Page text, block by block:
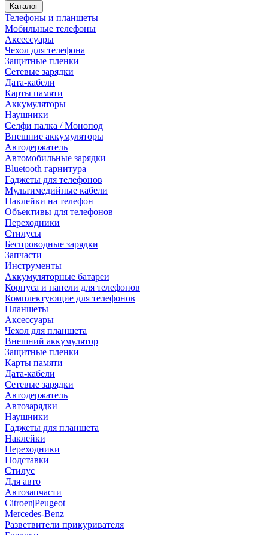
Каталог
Телефоны и планшеты
Мобильные телефоны
Аксессуары
Чехол для телефона
Защитные пленки
Сетевые зарядки
Дата-кабели
Карты памяти
Аккумуляторы
Наушники
Селфи палка / Монопод
Внешние аккумуляторы
Автодержатель
Автомобильные зарядки
Bluetooth гарнитура
Гаджеты для телефонов
Мультимедийные кабели
Наклейки на телефон
Объективы для телефонов
Переходники
Стилусы
Беспроводные зарядки
Запчасти
Инструменты
Аккумуляторные батареи
Корпуса и панели для телефонов
Комплектующие для телефонов
Планшеты
Аксессуары
Чехол для планшета
Внешний аккумулятор
Защитные пленки
Карты памяти
Дата-кабели
Сетевые зарядки
Автодержатель
Автозарядки
Наушники
Гаджеты для планшета
Наклейки
Переходники
Подставки
Стилус
Для авто
Автозапчасти
Citroen|Peugeot
Mercedes-Benz
Разветвители прикуривателя